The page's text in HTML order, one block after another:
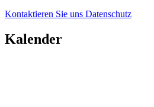
Kontaktieren Sie uns Datenschutz
Kalender